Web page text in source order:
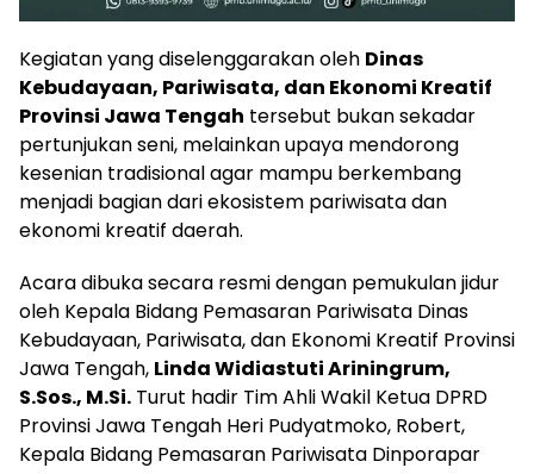
Kegiatan yang diselenggarakan oleh Dinas
Kebudayaan, Pariwisata, dan Ekonomi Kreatif
Provinsi Jawa Tengah tersebut bukan sekadar
pertunjukan seni, melainkan upaya mendorong
kesenian tradisional agar mampu berkembang
menjadi bagian dari ekosistem pariwisata dan
ekonomi kreatif daerah.
Acara dibuka secara resmi dengan pemukulan jidur
oleh Kepala Bidang Pemasaran Pariwisata Dinas
Kebudayaan, Pariwisata, dan Ekonomi Kreatif Provinsi
Jawa Tengah, Linda Widiastuti Ariningrum,
S.Sos., M.Si. Turut hadir Tim Ahli Wakil Ketua DPRD
Provinsi Jawa Tengah Heri Pudyatmoko, Robert,
Kepala Bidang Pemasaran Pariwisata Dinporapar